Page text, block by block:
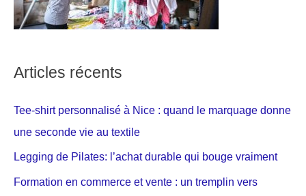
Articles récents
Tee-shirt personnalisé à Nice : quand le marquage donne
une seconde vie au textile
Legging de Pilates: l’achat durable qui bouge vraiment
Formation en commerce et vente : un tremplin vers